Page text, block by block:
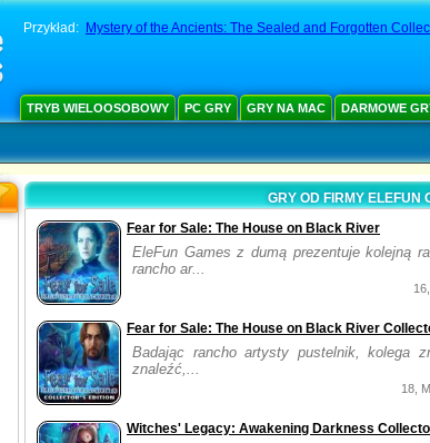
Przykład: Mystery of the Ancients: The Sealed and Forgotten
TRYB WIELOOSOBOWY PC GRY GRY NA MAC DARMOWE
GRY OD FIRMY ELEFUN
Fear for Sale: The House on Black River
EleFun Games z dumą prezentuje kolejną
rancho ar...
Fear for Sale: The House on Black River
Badając rancho artysty pustelnik, kolega
znaleźć,...
18,
Witches' Legacy: Awakening Darkness